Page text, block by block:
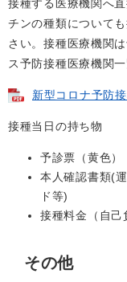
接種する医療機関へ
チンの種類について
さい。接種医療機関
ス予防接種医療機関
新型コロナ予防
接種当日の持ち物
予診票（黄色）
本人確認書類(
ド等)
接種料金（自己
その他